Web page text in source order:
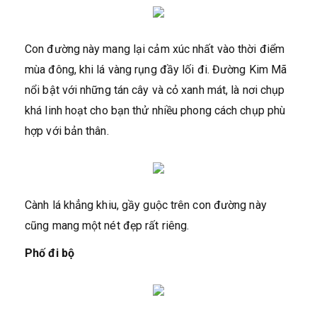
Con đường này mang lại cảm xúc nhất vào thời điểm
mùa đông, khi lá vàng rụng đầy lối đi. Đường Kim Mã
nổi bật với những tán cây và cỏ xanh mát, là nơi chụp
khá linh hoạt cho bạn thử nhiều phong cách chụp phù
hợp với bản thân.
Cành lá khẳng khiu, gầy guộc trên con đường này
cũng mang một nét đẹp rất riêng.
Phố đi bộ